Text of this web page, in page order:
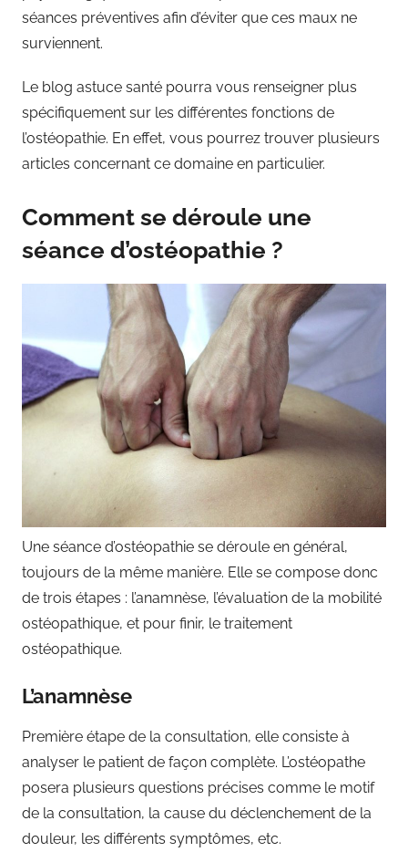
séances préventives afin d’éviter que ces maux ne
surviennent.
Le blog astuce santé pourra vous renseigner plus
spécifiquement sur les différentes fonctions de
l’ostéopathie. En effet, vous pourrez trouver plusieurs
articles concernant ce domaine en particulier.
Comment se déroule une
séance d’ostéopathie ?
Une séance d’ostéopathie se déroule en général,
toujours de la même manière. Elle se compose donc
de trois étapes : l’anamnèse, l’évaluation de la mobilité
ostéopathique, et pour finir, le traitement
ostéopathique.
L’anamnèse
Première étape de la consultation, elle consiste à
analyser le patient de façon complète. L’ostéopathe
posera plusieurs questions précises comme le motif
de la consultation, la cause du déclenchement de la
douleur, les différents symptômes, etc.